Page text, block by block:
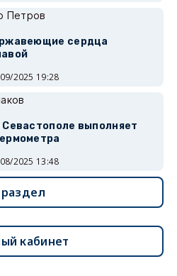
Петров
сердца
2025 19:28
Севастополе выполняет
2025 13:48
кабинет